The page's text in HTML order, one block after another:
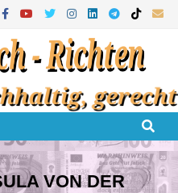
VON DER